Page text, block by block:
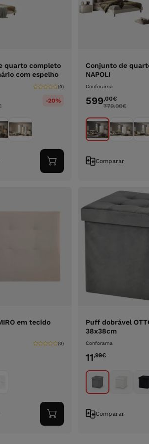
quarto completo
com espelho
(0)
-20%
Adicionar
ao
Conjunto de
NAPOLI
Conforama
599,00€
779.00€
Comparar
em tecido
(0)
Adicionar
ao
Puff dobrável
38x38cm
Conforama
11,99€
Comparar